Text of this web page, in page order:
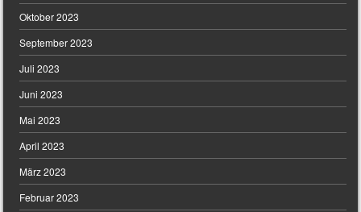
Oktober 2023
September 2023
Juli 2023
Juni 2023
Mai 2023
April 2023
März 2023
Februar 2023